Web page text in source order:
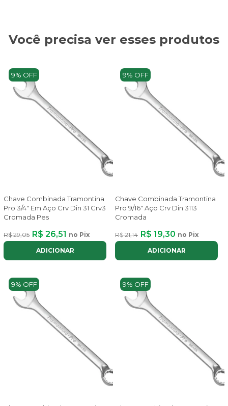
Você precisa ver esses produtos
9% OFF
Chave Combinada Tramontina
Pro 3/4" Em Aço Crv Din 31 Crv3
Cromada Pes
R$ 29,05 R$ 26,51 no Pix
ADICIONAR
9% OFF
Chave Combinada Tramontina
Pro 9/16" Aço Crv Din 3113
Cromada
R$ 21,14 R$ 19,30 no Pix
ADICIONAR
9% OFF 9% OFF